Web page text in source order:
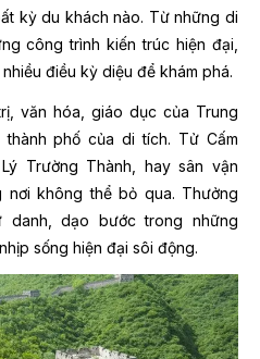
kỳ du khách nào. Từ những di
công trình kiến trúc hiện đại,
điều kỳ diệu để khám phá.
văn hóa, giáo dục của Trung
phố của di tích. Tử Cấm
Trường Thành, hay sân vận
nơi không thể bỏ qua. Thưởng
dạo bước trong những
sống hiện đại sôi động.